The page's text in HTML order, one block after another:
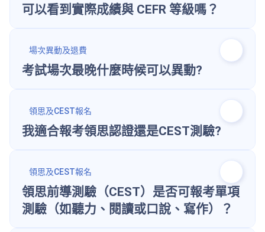
可以看到實際成績與 CEFR 等級嗎？
場次異動及退費
考試場次最晚什麼時候可以異動?
領思及CEST報名
我適合報考領思認證還是CEST測驗?
領思及CEST報名
領思前導測驗（CEST）是否可報考單項
測驗（如聽力、閱讀或口說、寫作）？